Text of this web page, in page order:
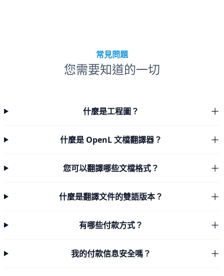
常見問題
您需要知道的一切
什麼是工程圖？
什麼是 OpenL 文檔翻譯器？
您可以翻譯哪些文檔格式？
什麼是翻譯文件的雙語版本？
有哪些付款方式？
我的付款信息安全嗎？